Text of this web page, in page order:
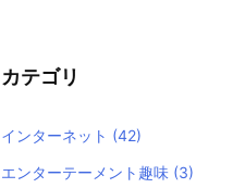
カテゴリ
インターネット (42)
エンターテーメント趣味 (3)